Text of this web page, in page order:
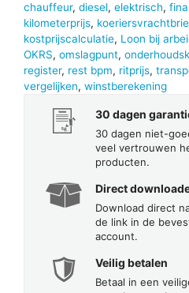
chauffeur, diesel, elektrisch,
kilometerprijs,
kostprijscalculatie, Loon bij
OKRS, omslagpunt,
register, rest bpm, ritprijs,
vergelijken, winstberekening
30 dagen
30 dagen niet-
veel vertrouwen
producten.
Direct
Download direct
de link in de
account.
Veilig betalen
Betaal in een